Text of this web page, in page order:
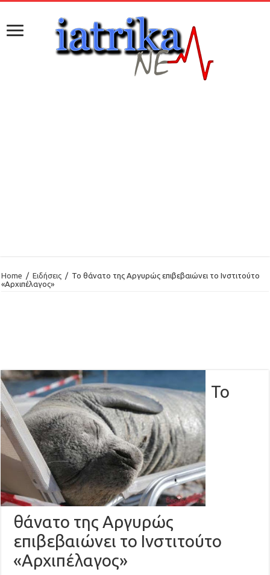
Home / Ειδήσεις / Το θάνατο της Αργυρώς επιβεβαιώνει το Ινστιτούτο
«Αρχιπέλαγος»
Το
θάνατο της Αργυρώς
επιβεβαιώνει το Ινστιτούτο
«Αρχιπέλαγος»